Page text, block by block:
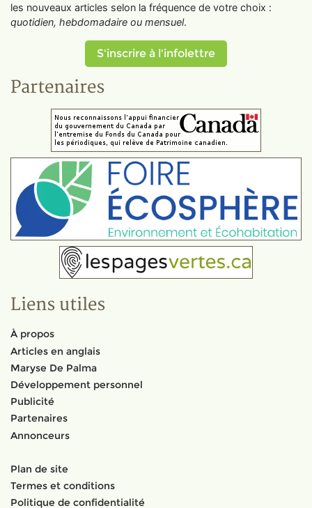
les nouveaux articles selon la fréquence de votre choix :
quotidien, hebdomadaire ou mensuel.
S'inscrire à l'infolettre
Partenaires
Liens utiles
À propos
Articles en anglais
Maryse De Palma
Développement personnel
Publicité
Partenaires
Annonceurs
Plan de site
Termes et conditions
Politique de confidentialité